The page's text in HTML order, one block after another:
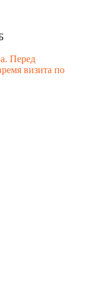
Перед
визита по